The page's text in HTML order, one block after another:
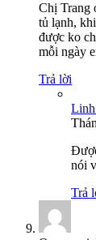
Chị Trang
tủ lạnh,
được ko
mỗi ngày
Trả lời
nói
Trả